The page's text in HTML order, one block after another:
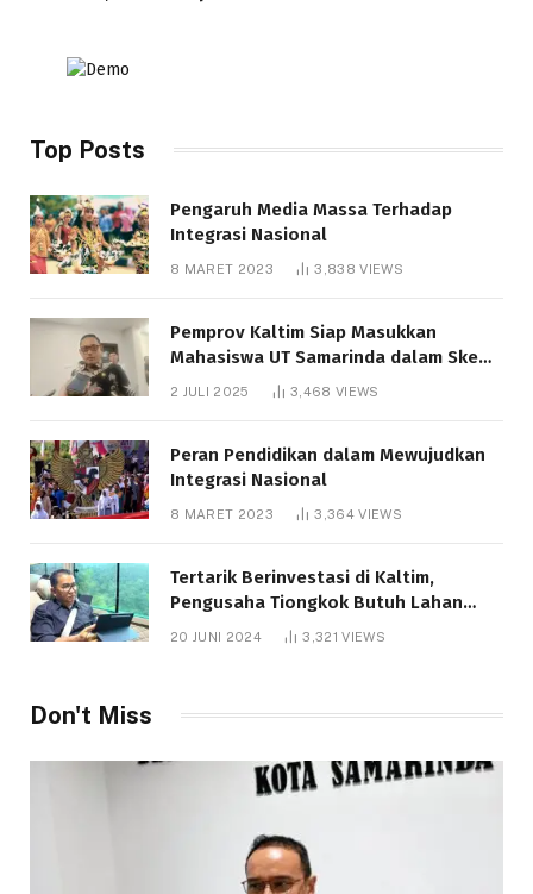
Top Posts
Pengaruh Media Massa Terhadap
Integrasi Nasional
8 MARET 2023 3,838VIEWS
Pemprov Kaltim Siap Masukkan
Mahasiswa UT Samarinda dalam Skema
Bantuan Pendidikan Gratispol
2 JULI 2025 3,468 VIEWS
Peran Pendidikan dalam Mewujudkan
Integrasi Nasional
8 MARET 2023 3,364VIEWS
Tertarik Berinvestasi di Kaltim,
Pengusaha Tiongkok Butuh Lahan
1.000 Hektare
20 JUNI 2024 3,321VIEWS
Don't Miss